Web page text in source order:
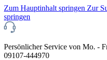
Zum Hauptinhalt springen Zur
springen
Persönlicher Service von Mo. -
09107-444970